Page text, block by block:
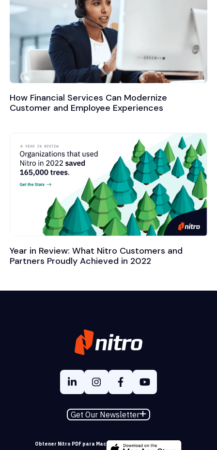
How Financial Services Can Modernize
Customer and Employee Experiences
Year in Review: What Nitro Customers and
Partners Proudly Achieved in 2022
Get Our Newsletter
Obtener Nitro PDF para Mac